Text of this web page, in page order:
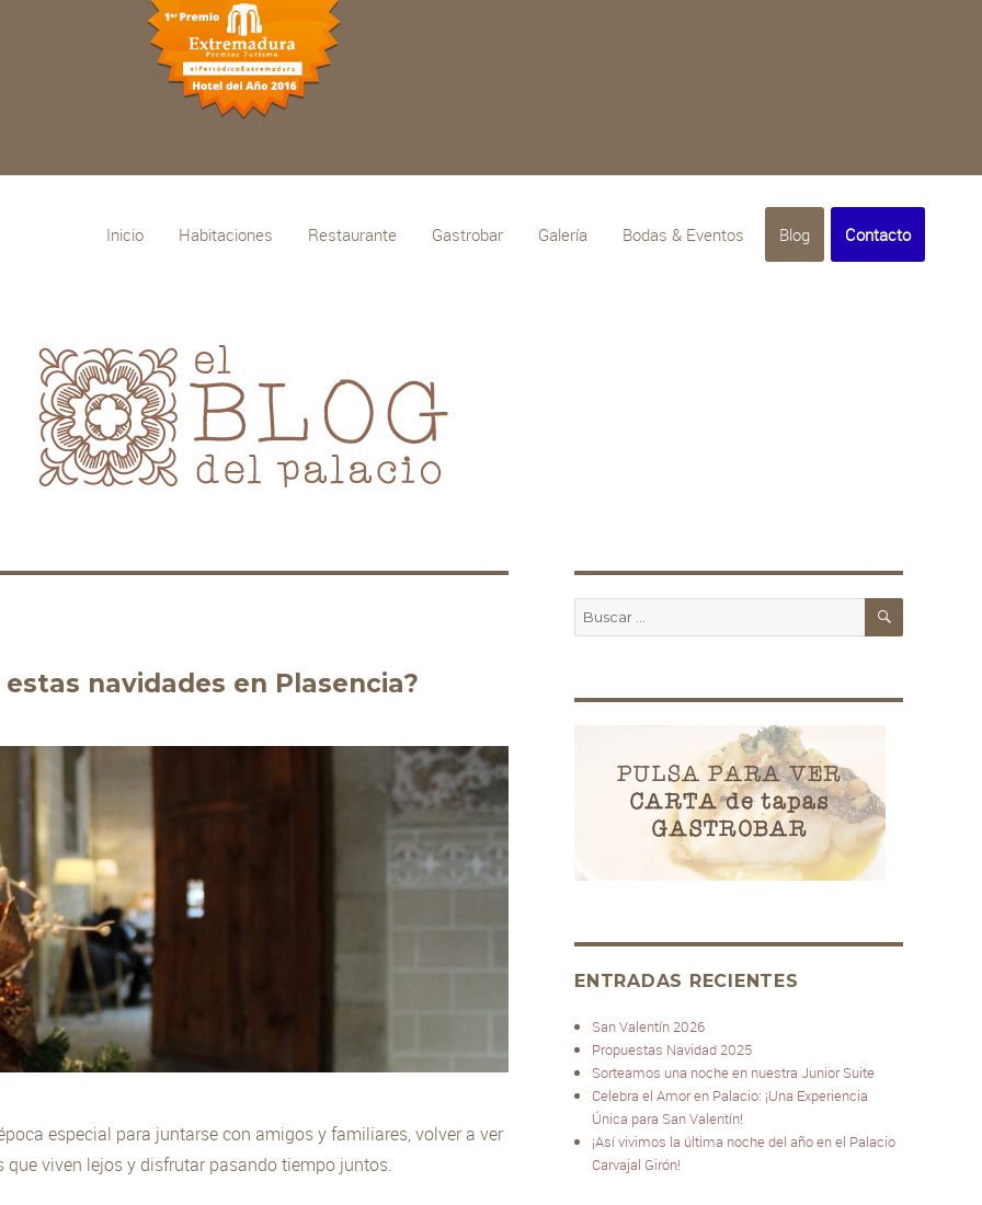
Inicio Habitaciones Restaurante Gastrobar Galería Bodas & Eventos Blog Contacto
navidades en Plasencia?
especial para juntarse con amigos y familiares, volver a ver
que viven lejos y disfrutar pasando tiempo juntos.
Buscar
por:
Buscar
ENTRADAS RECIENTES
San Valentín 2026
Propuestas Navidad 2025
Sorteamos una noche en nuestra Junior Suite
Celebra el Amor en Palacio: ¡Una Experiencia
Única para San Valentín!
¡Así vivimos la última noche del año en el Palacio
Carvajal Girón!